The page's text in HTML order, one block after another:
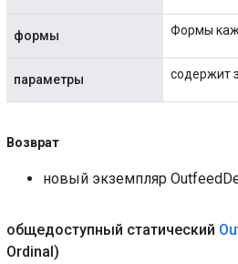
формы Формы
параметры содержит
Возврат
новый экземпляр
общедоступный статический
Ordinal)